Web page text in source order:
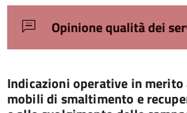
Opinione qualità dei
Indicazioni operative in
mobili di smaltimento e